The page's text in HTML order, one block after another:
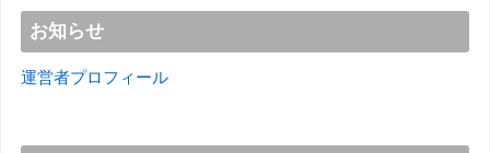
お知らせ
運営者プロフィール